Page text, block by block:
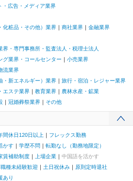
・広告・メディア業界
化粧品・その他）業界
商社業界
金融業界
界・専門事務所・監査法人・税理士法人
グ業界・コールセンター
小売業界
流業界
・新エネルギー）業界
旅行・宿泊・レジャー業界
エステ業界 教育業界
農林水産・鉱業
冠婚葬祭業界 その他
間休日120日以上
フレックス勤務
かす 学歴不問
転勤なし（勤務地限定）
賃補助制度 上場企業
中国語を活かす
職種未経験歓迎 土日祝休み
原則定時退社
あり